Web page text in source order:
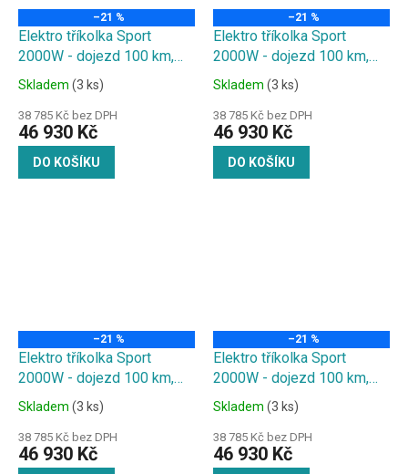
–21 %
Elektro tříkolka Sport
2000W - dojezd 100 km,
2x20Ah baterie, more
Skladem (3 ks)
38 785 Kč bez DPH
46 930 Kč
DO KOŠÍKU
–21 %
Elektro tříkolka Sport
2000W - dojezd 100 km,
2x20Ah baterie, vínová
Skladem (3 ks)
38 785 Kč bez DPH
46 930 Kč
DO KOŠÍKU
–21 %
Elektro tříkolka Sport
2000W - dojezd 100 km,
2x20Ah baterie, vlajka
Skladem (3 ks)
38 785 Kč bez DPH
46 930 Kč
–21 %
Elektro tříkolka Sport
2000W - dojezd 100 km,
2x20Ah baterie, zelená
Skladem (3 ks)
38 785 Kč bez DPH
46 930 Kč